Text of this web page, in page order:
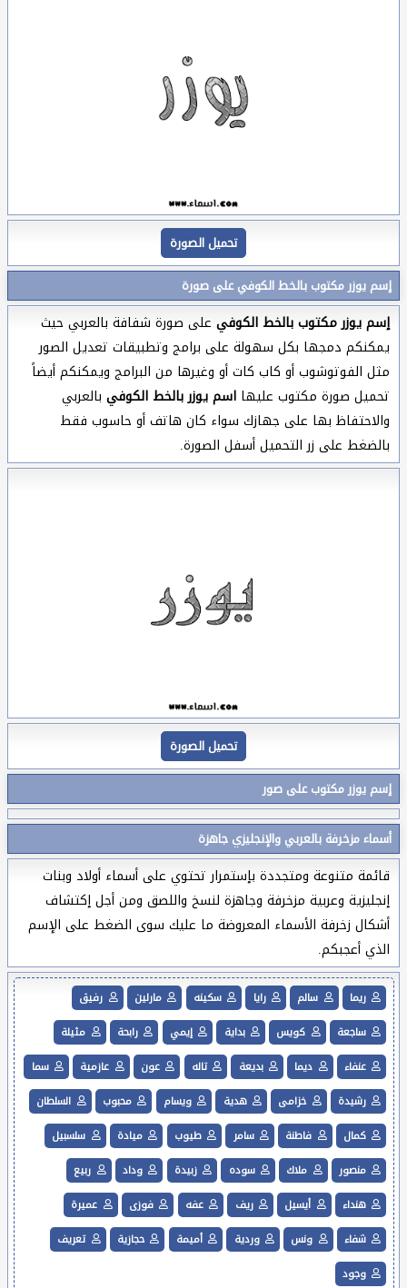
تحميل الصورة
إسم يوزر مكتوب بالخط الكوفي على صورة
إسم يوزر مكتوب بالخط الكوفي على صورة شفافة بالعربي حيث
يمكنكم دمجها بكل سهولة على برامج وتطبيقات تعديل الصور
مثل الفوتوشوب أو كاب كات أو وغيرها من البرامج ويمكنكم أيضاً
تحميل صورة مكتوب عليها اسم يوزر بالخط الكوفي بالعربي
والاحتفاظ بها على جهازك سواء كان هاتف أو حاسوب فقط
بالضغط على زر التحميل أسفل الصورة.
تحميل الصورة
إسم يوزر مكتوب على صور
أسماء مزخرفة بالعربي والإنجليزي جاهزة
قائمة متنوعة ومتجددة بإستمرار تحتوي على أسماء أولاد وبنات
إنجليزية وعربية مزخرفة وجاهزة لنسخ واللصق ومن أجل إكتشاف
أشكال زخرفة الأسماء المعروضة ما عليك سوى الضغط على الإسم
الذي أعجبكم.
ريما سالم رايا سكينه مارلين
رفيق
ساجعة
كويس بداية إيمي رابحة
مثيلة
عنفاء
ديما بديعة تاله عون عازمية
سما
رشيدة
خزامى هدية ويسام محبوب
السلطان
كمال
فاطنة سامر طيوب ميادة
سلسبيل
منصور
ملاك سوده زبيدة وداد
ربيع
هنداء
أيسيل ريف عفه فوزى
عميرة
شفاء
ونس وردية أميمة حجازية
تعريف
وجود